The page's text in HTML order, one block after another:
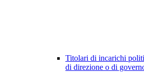
Titolari di incarichi
di direzione o di